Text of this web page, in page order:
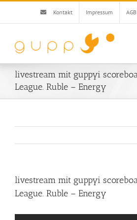
Zum
springen
Kontakt Impressum AGB
livestream mit guppyi
League. Ruble – Energy
livestream mit guppyi
League. Ruble – Energy